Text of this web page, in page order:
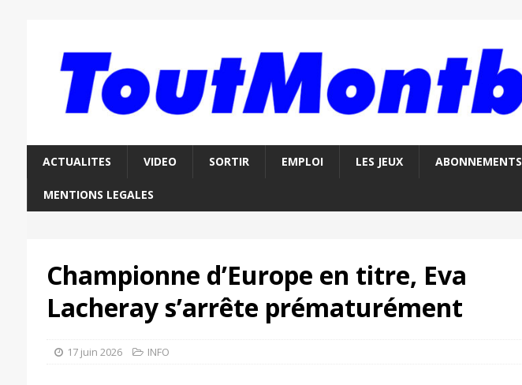
ACTUALITES VIDEO SORTIR EMPLOI LES JEUX ABONNEMENTS
MENTIONS LEGALES
Championne d’Europe en titre, Eva
Lacheray s’arrête prématurément
17 juin 2026 INFO